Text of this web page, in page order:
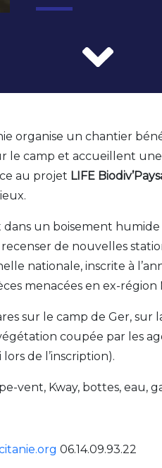
organise un chantier
le camp et accueillent
au projet LIFE
un boisement
de nouvelles
nationale, inscrite à
menacées en ex-région
sur le camp de Ger,
coupée par les
de l’inscription).
vent, Kway, bottes, eau,
06.14.09.93.22